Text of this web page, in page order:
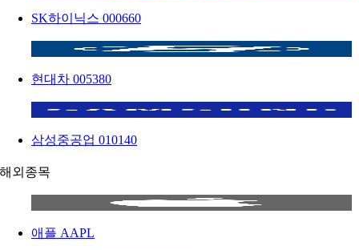
SK하이닉스 000660
현대차 005380
삼성중공업 010140
해외종목
애플 AAPL